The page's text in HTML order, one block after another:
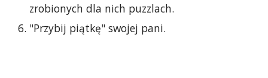
zrobionych dla nich puzzlach.
"Przybij piątkę" swojej pani.